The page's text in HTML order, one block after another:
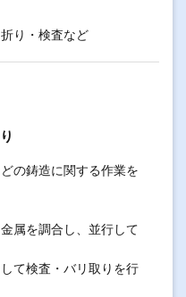
り・検査など
の鋳造に関する作業を
属を調合し、並行して
て検査・バリ取りを行